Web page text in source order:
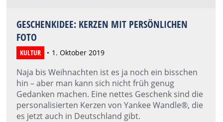
GESCHENKIDEE: KERZEN MIT PERSÖNLICHEN
FOTO
KULTUR 1. Oktober 2019
Naja bis Weihnachten ist es ja noch ein bisschen
hin – aber man kann sich nicht früh genug
Gedanken machen. Eine nettes Geschenk sind die
personalisierten Kerzen von Yankee Wandle®, die
es jetzt auch in Deutschland gibt.